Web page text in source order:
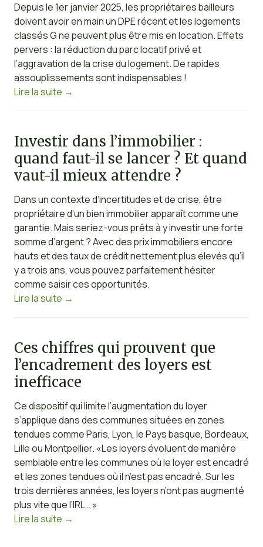
Depuis le 1er janvier 2025, les propriétaires bailleurs
doivent avoir en main un DPE récent et les logements
classés G ne peuvent plus être mis en location. Effets
pervers : la réduction du parc locatif privé et
l’aggravation de la crise du logement. De rapides
assouplissements sont indispensables !
Lire la suite →
Investir dans l’immobilier :
quand faut-il se lancer ? Et quand
vaut-il mieux attendre ?
Dans un contexte d’incertitudes et de crise, être
propriétaire d’un bien immobilier apparaît comme une
garantie. Mais seriez-vous prêts à y investir une forte
somme d’argent ? Avec des prix immobiliers encore
hauts et des taux de crédit nettement plus élevés qu’il
y a trois ans, vous pouvez parfaitement hésiter
comme saisir ces opportunités.
Lire la suite →
Ces chiffres qui prouvent que
l’encadrement des loyers est
inefficace
Ce dispositif qui limite l’augmentation du loyer
s’applique dans des communes situées en zones
tendues comme Paris, Lyon, le Pays basque, Bordeaux,
Lille ou Montpellier. «Les loyers évoluent de manière
semblable entre les communes où le loyer est encadré
et les zones tendues où il n’est pas encadré. Sur les
trois dernières années, les loyers n’ont pas augmenté
plus vite que l’IRL… »
Lire la suite →